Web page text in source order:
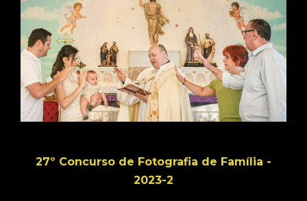
27º Concurso de Fotografia de Família -
2023-2